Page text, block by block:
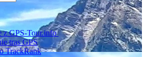
z GPS-Tour.info
tras GPS
TrackRank